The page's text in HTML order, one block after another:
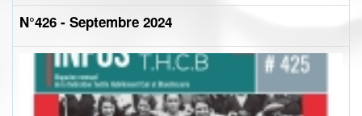
N°426 - Septembre 2024